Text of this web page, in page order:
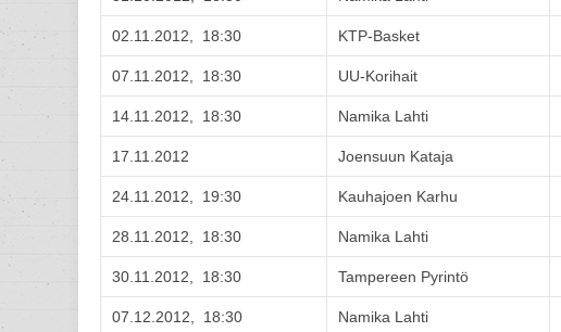
02.11.2012, 18:30 KTP-Basket
07.11.2012, 18:30 UU-Korihait
14.11.2012, 18:30 Namika Lahti
17.11.2012 Joensuun Kataja
24.11.2012, 19:30 Kauhajoen Karhu
28.11.2012, 18:30 Namika Lahti
30.11.2012, 18:30 Tampereen Pyrintö
07.12.2012, 18:30 Namika Lahti